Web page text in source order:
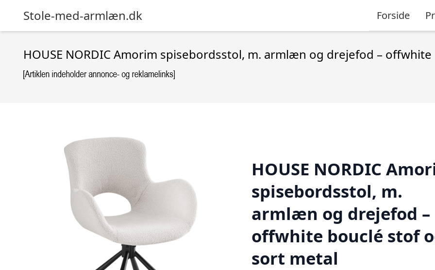
Stole-med-armlæn.dk Forside
HOUSE NORDIC Amorim spisebordsstol, m. armlæn og drejefod –
HOUSE NORDIC
spisebordsstol, m.
armlæn og drejefod –
offwhite bouclé stof
sort metal